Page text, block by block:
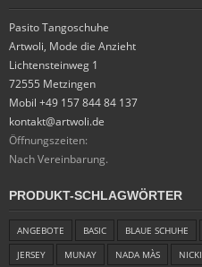
Pasito Tangoschuhe
Artwoli, Mode die Anzieht
Lichtensteinweg 1
72555 Metzingen
Mobil +49 157 844 84 137
kontakt@artwoli.de
Öffnungszeiten:
Nach Vereinbarung.
PRODUKT-SCHLAGWÖRTER
ANGEBOTE BASIC BLAUE SCHUHE
JERSEY
MUNAY NADA MÀS NICKI